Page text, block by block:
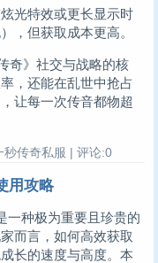
光特效或更长显示时
，但获取成本更高。
奇》社交与战略的核
，还能在乱世中抢占
让每一次传音都物超
传奇私服 | 评论:0
用攻略
一种极为重要且珍贵的
而言，如何高效获取
长的速度与高度。本